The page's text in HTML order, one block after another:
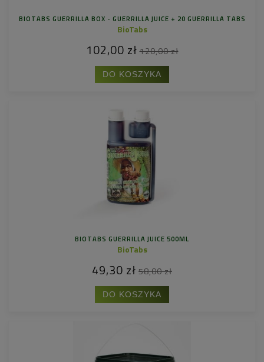
BIOTABS GUERRILLA BOX - GUERRILLA JUICE + 20 GUERRILLA TABS
BioTabs
102,00 zł 120,00 zł
DO KOSZYKA
BIOTABS GUERRILLA JUICE 500ML
BioTabs
49,30 zł 58,00 zł
DO KOSZYKA